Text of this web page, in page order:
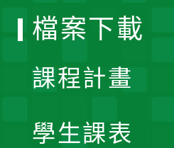
檔案下載
課程計畫
學生課表